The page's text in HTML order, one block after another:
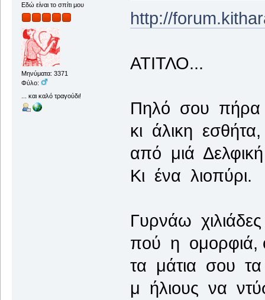
Εδώ είναι το σπίτι μου
Μηνύματα: 3371
Φύλο:
... και καλό τραγούδι!
http://
ΑΤΙΤΛΟ...
Πηλό σου πήρα
κι άλικη
από μιά
Κι ένα λιοπύρι.
Γυρνάω
πού η ομορφιά,
τα μάτια σου τα
μ ήλιους να